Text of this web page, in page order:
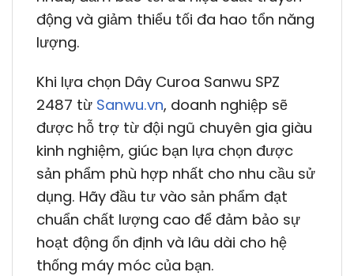
động và giảm thiểu tối đa hao tổn năng
lượng.
Khi lựa chọn Dây Curoa Sanwu SPZ
2487 từ Sanwu.vn, doanh nghiệp sẽ
được hỗ trợ từ đội ngũ chuyên gia giàu
kinh nghiệm, giúc bạn lựa chọn được
sản phẩm phù hợp nhất cho nhu cầu sử
dụng. Hãy đầu tư vào sản phẩm đạt
chuẩn chất lượng cao để đảm bảo sự
hoạt động ổn định và lâu dài cho hệ
thống máy móc của bạn.